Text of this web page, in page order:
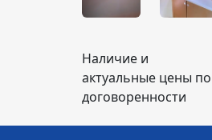
Наличие и
актуальные цены по
договоренности